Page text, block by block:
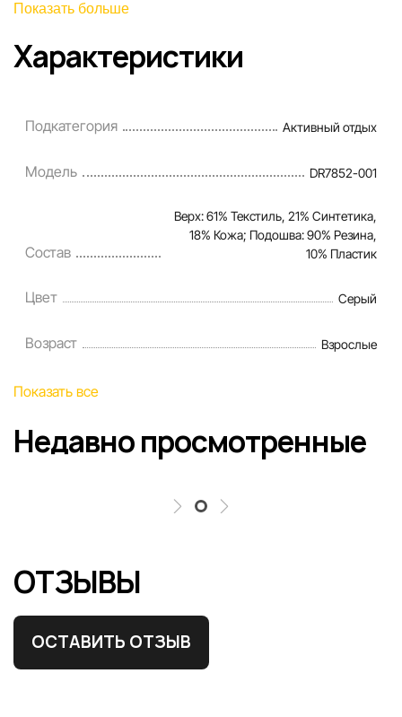
Показать больше
Характеристики
Подкатегория Активный отдых
Модель DR7852-001
Состав
Верх: 61% Текстиль, 21% Синтетика,
18% Кожа; Подошва: 90% Резина,
10% Пластик
Цвет Серый
Возраст Взрослые
Показать все
Недавно просмотренные
ОТЗЫВЫ
ОСТАВИТЬ ОТЗЫВ